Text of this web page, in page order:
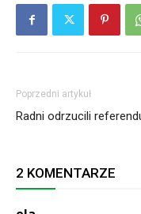
Poprzedni artykuł
Radni odrzucili
2 KOMENTARZE